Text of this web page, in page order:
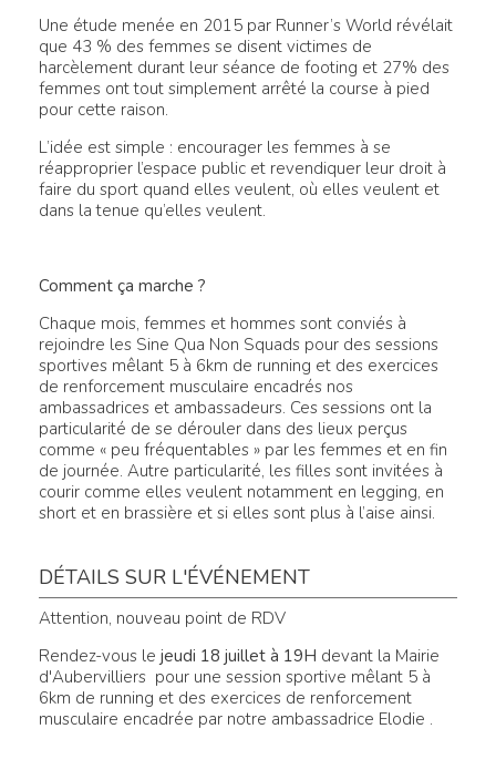
Une étude menée en 2015 par Runner’s World révélait
que 43 % des femmes se disent victimes de
harcèlement durant leur séance de footing et 27% des
femmes ont tout simplement arrêté la course à pied
pour cette raison.
L’idée est simple : encourager les femmes à se
réapproprier l’espace public et revendiquer leur droit à
faire du sport quand elles veulent, où elles veulent et
dans la tenue qu’elles veulent.
Comment ça marche ?
Chaque mois, femmes et hommes sont conviés à
rejoindre les Sine Qua Non Squads pour des sessions
sportives mêlant 5 à 6km de running et des exercices
de renforcement musculaire encadrés nos
ambassadrices et ambassadeurs. Ces sessions ont la
particularité de se dérouler dans des lieux perçus
comme « peu fréquentables » par les femmes et en fin
de journée. Autre particularité, les filles sont invitées à
courir comme elles veulent notamment en legging, en
short et en brassière et si elles sont plus à l’aise ainsi.
DÉTAILS SUR L'ÉVÉNEMENT
Attention, nouveau point de RDV
Rendez-vous le jeudi 18 juillet à 19H devant la Mairie
d'Aubervilliers pour une session sportive mêlant 5 à
6km de running et des exercices de renforcement
musculaire encadrée par notre ambassadrice Elodie .